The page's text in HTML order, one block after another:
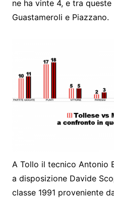
ne ha vinte 4, e tra
Guastameroli e Piazzano.
A Tollo il tecnico Antonio
a disposizione Davide
classe 1991 proveniente